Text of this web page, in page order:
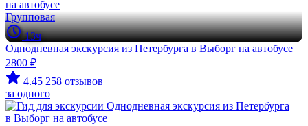
Групповая
13ч
Однодневная экскурсия из Петербурга в Выборг на автобусе
2800 ₽
4.45 258 отзывов
за одного